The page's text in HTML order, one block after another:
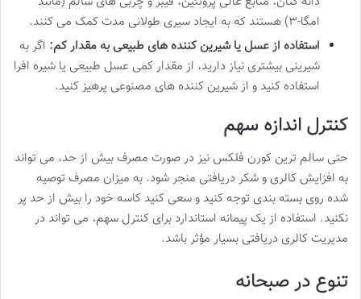
امگا-۳) هستند که به ایجاد سیری طولانی مدت کمک می کنند.
استفاده از عسل یا شیرین کننده های طبیعی به مقدار کم: اگر به
شیرینی بیشتری نیاز دارید، از مقدار کمی عسل طبیعی یا شیره افرا
استفاده کنید و از شیرین کننده های مصنوعی پرهیز کنید.
کنترل اندازه سهم
حتی سالم ترین کورن فلکس نیز در صورت مصرف بیش از حد، می تواند
به افزایش کالری و شکر دریافتی منجر شود. به میزان مصرف توصیه
شده روی بسته بندی توجه کنید و سعی کنید کاسه خود را بیش از حد پر
نکنید. استفاده از یک پیمانه استاندارد برای کنترل سهم، می تواند در
مدیریت کالری دریافتی بسیار مؤثر باشد.
تنوع در صبحانه